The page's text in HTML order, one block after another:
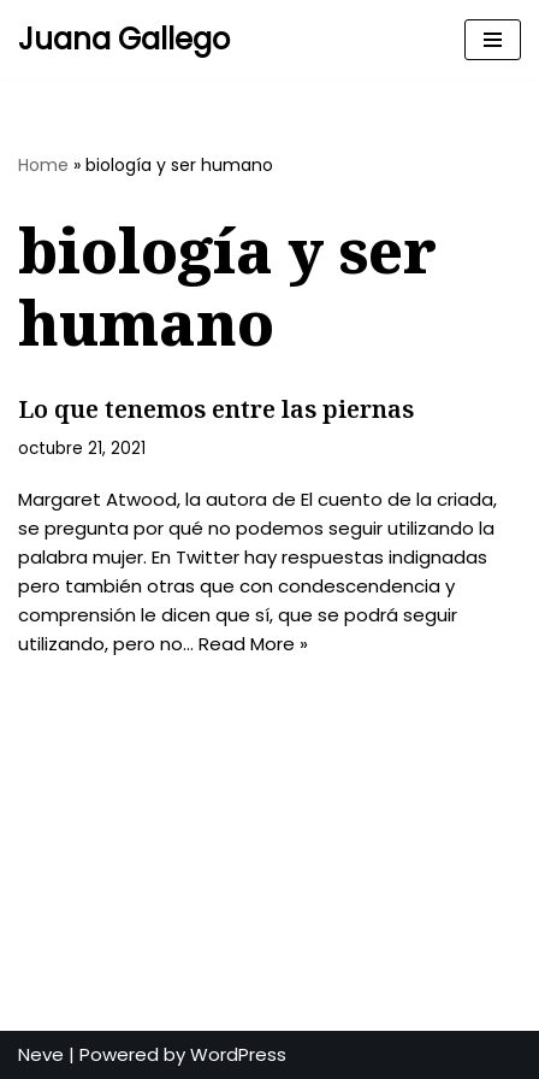
Juana Gallego
Home » biología y ser humano
biología y ser
humano
Lo que tenemos entre las piernas
octubre 21, 2021
Margaret Atwood, la autora de El cuento de la criada,
se pregunta por qué no podemos seguir utilizando la
palabra mujer. En Twitter hay respuestas indignadas
pero también otras que con condescendencia y
comprensión le dicen que sí, que se podrá seguir
utilizando, pero no… Read More »
Neve | Powered byWordPress